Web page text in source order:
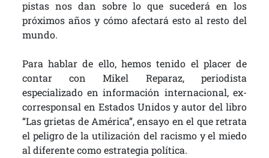
pistas nos dan sobre lo que sucederá en los
próximos años y cómo afectará esto al resto del
mundo.
Para hablar de ello, hemos tenido el placer de
contar con Mikel Reparaz, periodista
especializado en información internacional, ex-
corresponsal en Estados Unidos y autor del libro
“Las grietas de América”, ensayo en el que retrata
el peligro de la utilización del racismo y el miedo
al diferente como estrategia política.